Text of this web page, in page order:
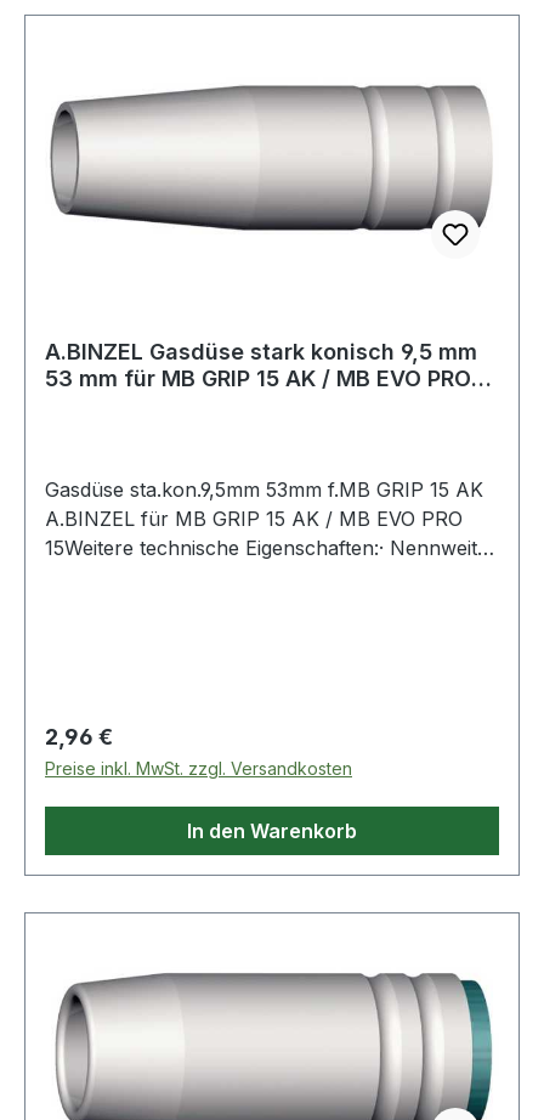
A.BINZEL Gasdüse stark konisch 9,5 mm
53 mm für MB GRIP 15 AK / MB EVO PRO
Gasdüse sta.kon.9,5mm 53mm f.MB GRIP 15 AK
A.BINZEL für MB GRIP 15 AK / MB EVO PRO
15Weitere technische Eigenschaften:· Nennweite:
Regulärer Preis:
2,96 €
Preise inkl. MwSt. zzgl. Versandkosten
In den Warenkorb